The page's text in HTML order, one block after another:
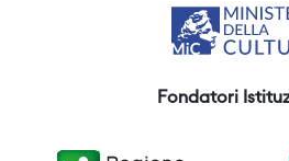
Fondatori